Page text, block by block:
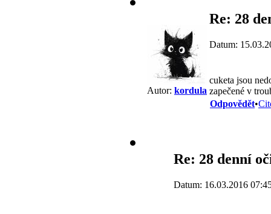
Autor: kordula
Re: 28
Datum:
cuketa jsou
zapečené v
Odpovědět•
Re: 28 denní
Datum: 16.03.2016